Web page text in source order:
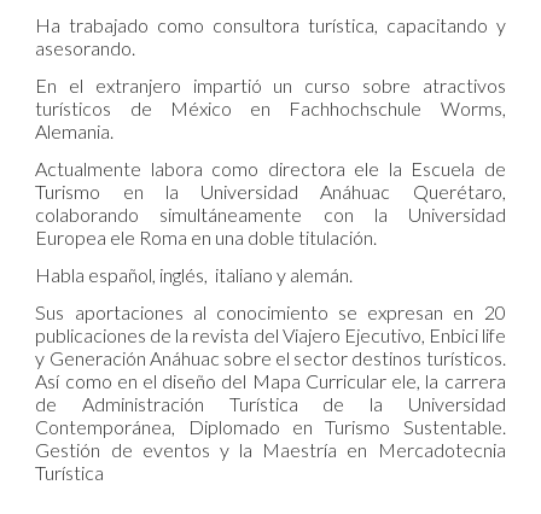
Ha trabajado como consultora turística, capacitando y
asesorando.
En el extranjero impartió un curso sobre atractivos
turísticos de México en Fachhochschule Worms,
Alemania.
Actualmente labora como directora ele la Escuela de
Turismo en la Universidad Anáhuac Querétaro,
colaborando simultáneamente con la Universidad
Europea ele Roma en una doble titulación.
Habla español, inglés, italiano y alemán.
Sus aportaciones al conocimiento se expresan en 20
publicaciones de la revista del Viajero Ejecutivo, Enbici life
y Generación Anáhuac sobre el sector destinos turísticos.
Así como en el diseño del Mapa Curricular ele, la carrera
de Administración Turística de la Universidad
Contemporánea, Diplomado en Turismo Sustentable.
Gestión de eventos y la Maestría en Mercadotecnia
Turística